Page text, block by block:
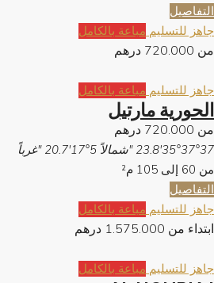
التفاصيل
جاهز للتسليم مباعة بالكامل
من 720.000 درهم
جاهز للتسليم مباعة بالكامل
الحورية مارتيل
من 720.000 درهم
35°37°37'23.8 "شمالاً 5°17'20.7 "غرباً
من 60 إلى 105
م²
التفاصيل
جاهز للتسليم مباعة بالكامل
ابتداء من 1.575.000 درهم
جاهز للتسليم مباعة بالكامل